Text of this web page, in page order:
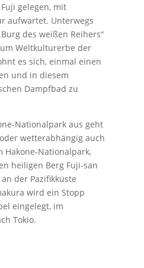
gelegen, mit
aufwartet. Unterwegs
des weißen Reihers“
Weltkulturerbe der
es sich, einmal einen
und in diesem
Dampfbad zu
Nationalpark aus geht
wetterabhängig auch
Hakone-Nationalpark,
heiligen Berg Fuji-san
der Pazifikküste
wird ein Stopp
eingelegt, im
Tokio.